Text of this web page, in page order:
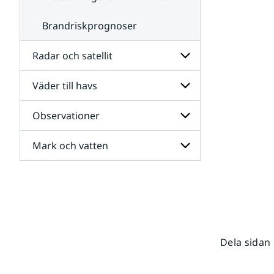
Brandriskprognoser
Radar och satellit
Undersidor
för
Radar
och
satellit
Väder till havs
Undersidor
för
Väder
till
havs
Observationer
Undersidor
för
Mark och vatten
Dela sidan